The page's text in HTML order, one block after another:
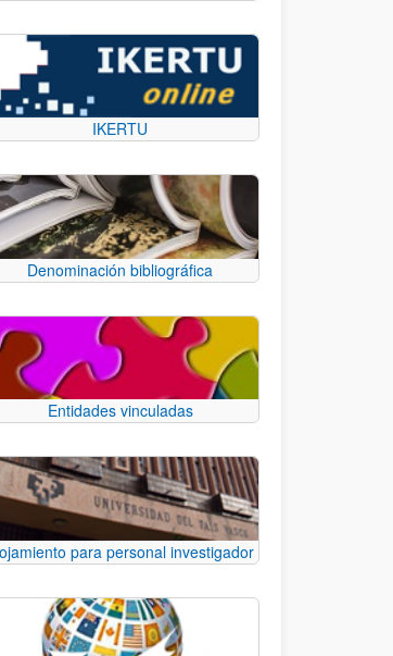
IKERTU
Denominación bibliográfica
Entidades vinculadas
para personal investigador